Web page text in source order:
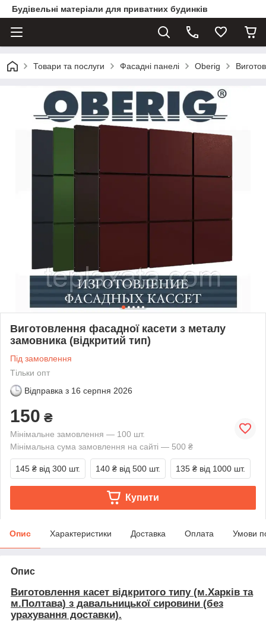
Будівельні матеріали для приватних будинків
Товари та послуги Фасадні панелі Oberig
Виготовлення фасадної касети з металу
замовника (відкритий тип)
Під замовлення
Тільки опт
Відправка з 16 серпня 2026
150 ₴
Мінімальне замовлення — 100 шт.
Мінімальна сума замовлення на сайті — 500 ₴
145 ₴ від 300 шт. 140 ₴ від 500 шт. 135 ₴ від 1000 шт.
Купити
Опис Характеристики Доставка Оплата Умови
Опис
Виготовлення касет відкритого типу (м.Харків та
м.Полтава) з давальницької сировини (без
урахування доставки).